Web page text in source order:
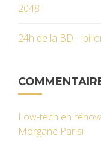
2048 !
24h de la BD –
Low-tech en
Morgane Parisi